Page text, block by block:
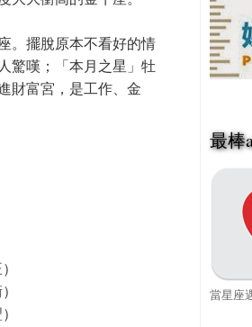
。擺脫原本不看好的情
驚嘆；「本月之星」牡
財富宮，是工作、金
最棒
當星座